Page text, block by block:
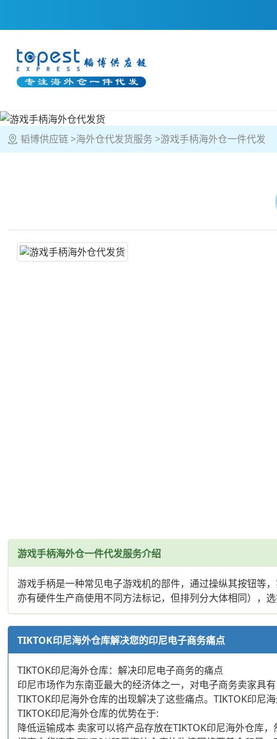
韬博供应链 海外仓代发货服务 游戏手柄海外仓一件代发
游戏手柄海外仓一件代发服务介绍
游戏手柄是一种常见电子游戏机的部件，通过操纵其按钮等
亦有硬件生产商使用不同方法标记，但排列分大体相同），
TIKTOK印尼海外仓库解决您的印尼电子商务痛点
TIKTOK印尼海外仓库：解决印尼电子商务的痛点
印尼市场作为东南亚最大的经济体之一，对电子商务卖家具
TIKTOK印尼海外仓库的出现解决了这些痛点。TIKTOK印尼
TIKTOK印尼海外仓库的优势在于:
降低运输成本 卖家可以将产品存放在TIKTOK印尼海外仓库